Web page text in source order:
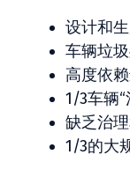
设计和生
车辆垃圾
高度依赖
1/3车辆“
缺乏治理
1/3的大